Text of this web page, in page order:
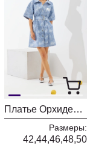
Платье ОрхидеяЛюкс 1433
Размеры:
42,44,46,48,50